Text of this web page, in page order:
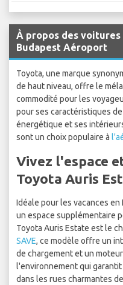
À propos des
Budapest Aéroport
Toyota, une marque
de haut niveau, offre le
commodité pour les
pour ses caractéristiques
énergétique et ses
sont un choix populaire à
Vivez l'espace
Toyota Auris
Idéale pour les vacances
un espace supplémentaire
Toyota Auris Estate est le
SAVE, ce modèle offre un
de chargement et un
l'environnement qui
dans les rues charmantes